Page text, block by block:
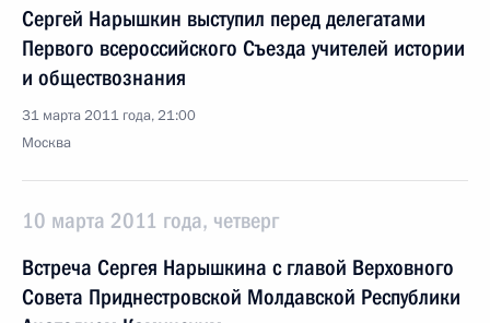
Сергей Нарышкин выступил перед делегатами
Первого всероссийского Съезда учителей истории
и обществознания
31 марта 2011 года, 21:00
Москва
10 марта 2011 года, четверг
Встреча Сергея Нарышкина с главой Верховного
Совета Приднестровской Молдавской Республики